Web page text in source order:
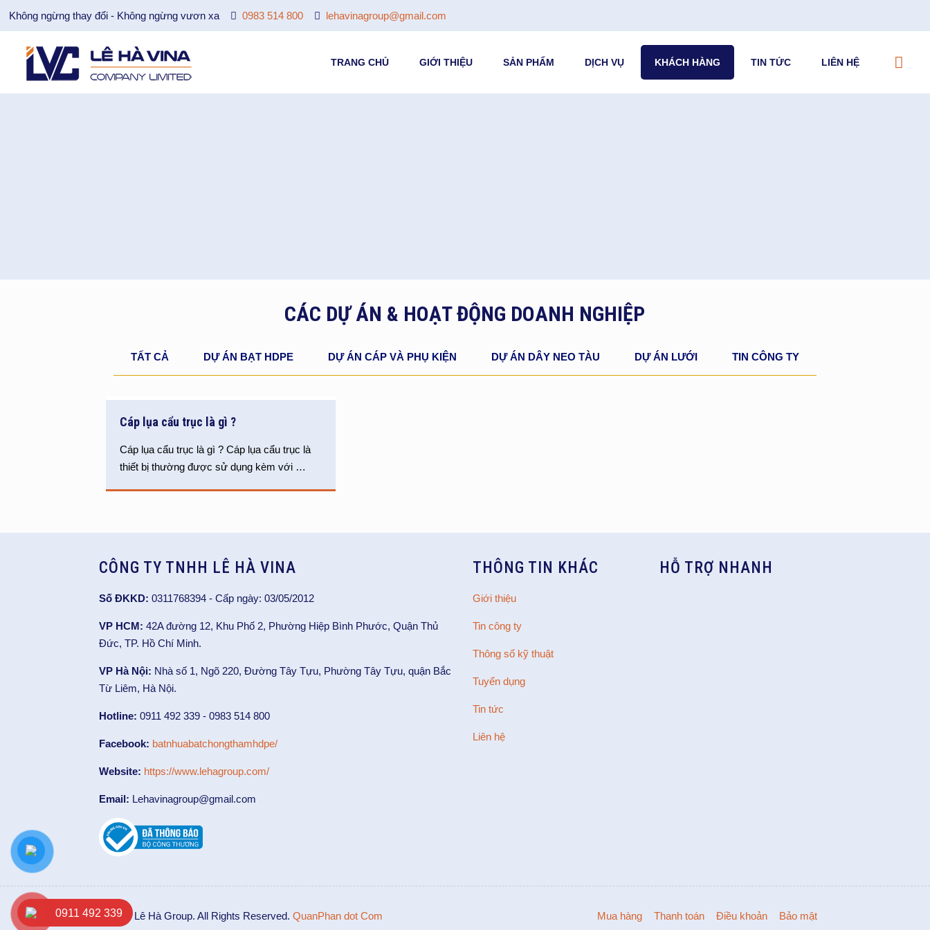
Không ngừng thay đổi - Không ngừng vươn xa 0983 514 800 lehavinagroup@gmail.com
TRANG CHỦ GIỚI THIỆU SẢN PHẨM DỊCH VỤ KHÁCH HÀNG TIN TỨC LIÊN HỆ
CÁC DỰ ÁN & HOẠT ĐỘNG DOANH NGHIỆP
TẤT CẢ DỰ ÁN BẠT HDPE DỰ ÁN CÁP VÀ PHỤ KIỆN DỰ ÁN DÂY NEO TÀU DỰ ÁN LƯỚI TIN CÔNG TY
Cáp lụa cẩu trục là gì ?
Cáp lụa cẩu trục là gì ? Cáp lụa cẩu trục là
thiết bị thường được sử dụng kèm với …
CÔNG TY TNHH LÊ HÀ VINA
Số ĐKKD: 0311768394 - Cấp ngày: 03/05/2012
VP HCM: 42A đường 12, Khu Phố 2, Phường Hiệp Bình Phước, Quận Thủ
Đức, TP. Hồ Chí Minh.
VP Hà Nội: Nhà số 1, Ngõ 220, Đường Tây Tựu, Phường Tây Tựu, quận Bắc
Từ Liêm, Hà Nội.
Hotline: 0911 492 339 - 0983 514 800
Facebook: batnhuabatchongthamhdpe/
Website: https://www.lehagroup.com/
Email: Lehavinagroup@gmail.com
THÔNG TIN KHÁC
Giới thiệu
Tin công ty
Thông số kỹ thuật
Tuyển dụng
Tin tức
Liên hệ
HỖ TRỢ NHANH
© 2014 Lê Hà Group. All Rights Reserved. QuanPhan dot Com Mua hàng Thanh toán Điều khoản Bảo mật
0911 492 339